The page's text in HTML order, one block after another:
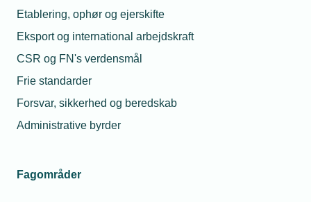
Etablering, ophør og ejerskifte
Eksport og international arbejdskraft
CSR og FN's verdensmål
Frie standarder
Forsvar, sikkerhed og beredskab
Administrative byrder
Fagområder
regulerer lønnen.
Lønforhandlingen skal foregå uden
indblanding fra tillidsmand, fagforening og
arbejdsgiverorganisation.
TEKNIQ Arbejdsgiverne kan kontaktes, hvis I
på individuel løn afhængig af kvalifikationer,